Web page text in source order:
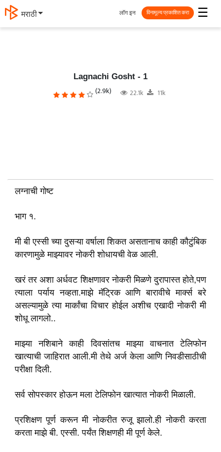
मराठी ☰
लॉग इन विनामूल्य प्रकाशित करा
Lagnachi Gosht - 1
(2.9k) 22.1k 11k
लग्नाची गोष्ट
भाग १.
मी बी एस्सी च्या दुसऱ्या वर्षाला शिकत असतानाच काही कौटुंबिक
कारणामुळे माझ्यावर नोकरी शोधायची वेळ आली.
खरं तर अशा अर्धवट शिक्षणावर नोकरी मिळणे दुरापास्त होते,पण
त्याला पर्याय नव्हता.माझे मॅट्रिक आणि बारावीचे मार्क्स बरे
असल्यामुळे त्या मार्कांचा विचार होईल अशीच एखादी नोकरी मी
शोधू लागलो..
माझ्या नशिबाने काही दिवसांतच माझ्या वाचनात टेलिफोन
खात्याची जाहिरात आली.मी तेथे अर्ज केला आणि निवडीसाठीची
परीक्षा दिली.
सर्व सोपस्कार होऊन मला टेलिफोन खात्यात नोकरी मिळाली.
प्रशिक्षण पूर्ण करून मी नोकरीत रुजू झालो.ही नोकरी करता
करता माझे बी. एस्सी. पर्यंत शिक्षणही मी पूर्ण केले.